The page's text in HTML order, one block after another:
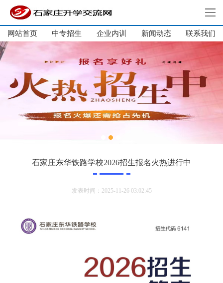
网站首页
大学生培训
单招集训
企业内训
新闻动态
联系我们
网站首页 中专招生 企业内训 新闻动态 联系我们
石家庄东华铁路学校2026招生报名火热进行中
发表时间：2025-11-26 03:02:45